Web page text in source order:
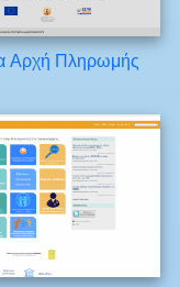
Αρχή Πληρωμής